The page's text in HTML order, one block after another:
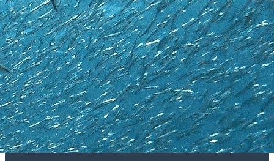
Menu
<
>
Photos
Vidéos
Ajoutez un logo, un bouton, des réseaux sociaux
Cliquez pour éditer